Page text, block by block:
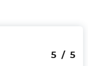
5 / 5